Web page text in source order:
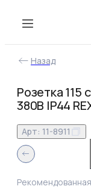
Назад
Розетка 115
380В IP44
Арт: 11-8911